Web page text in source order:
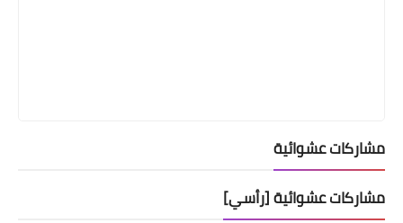
مشاركات عشوائية
مشاركات عشوائية [رأسي]